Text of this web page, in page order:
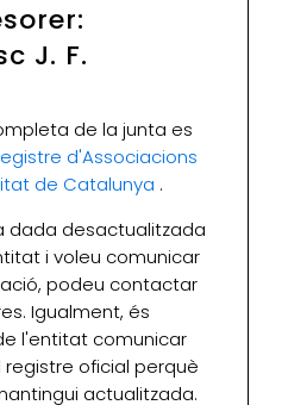
J. F.
de la junta es
d'Associacions
de Catalunya .
dada desactualitzada
i voleu comunicar
podeu contactar
Igualment, és
l'entitat comunicar
registre oficial perquè
actualitzada.